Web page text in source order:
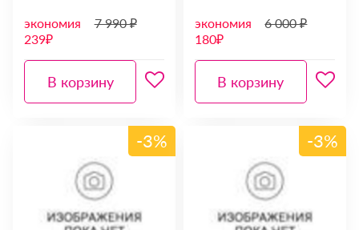
экономия
239₽
7 990 ₽
В корзину
экономия
180₽
6 000 ₽
В корзину
-3% -3%